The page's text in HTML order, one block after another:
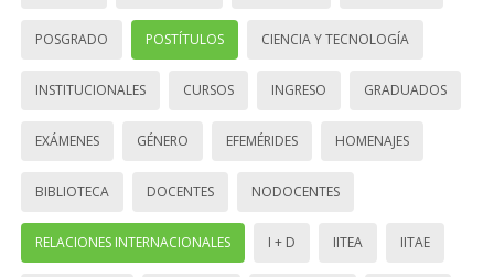
POSGRADO POSTÍTULOS CIENCIA Y TECNOLOGÍA
INSTITUCIONALES CURSOS INGRESO GRADUADOS
EXÁMENES GÉNERO EFEMÉRIDES HOMENAJES
BIBLIOTECA DOCENTES NODOCENTES
RELACIONES INTERNACIONALES I + D IITEA IITAE